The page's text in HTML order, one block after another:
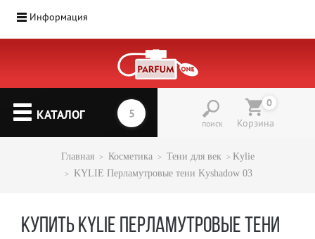
Информация
КАТАЛОГ
поиск
0
Корзина
Главная Косметика Тени для век
Kylie
KYLIE Перламутровые тени Kyshadow 03
КУПИТЬ KYLIE ПЕРЛАМУТРОВЫЕ ТЕНИ